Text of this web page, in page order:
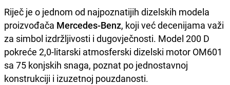
Riječ je o jednom od najpoznatijih dizelskih modela
proizvođača Mercedes-Benz, koji već decenijama važi
za simbol izdržljivosti i dugovječnosti. Model 200 D
pokreće 2,0-litarski atmosferski dizelski motor OM601
sa 75 konjskih snaga, poznat po jednostavnoj
konstrukciji i izuzetnoj pouzdanosti.